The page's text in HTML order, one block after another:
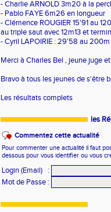
- Charlie ARNOLD 3m20 à la
- Pablo FAYE 6m26 en longueur
- Clémence ROUGIER 15'91 au
au triple saut avec 12m13 et
- Cyril LAPOIRIE : 29'58 au
Merci à Charles Bel , jeune juge
Bravo à tous les jeunes de s'être
Les résultats complets
les
Commentez cette actualité
Pour commenter une actualité il faut
dessous pour vous identifier ou vous
Login (Email)
:
Mot de Passe :